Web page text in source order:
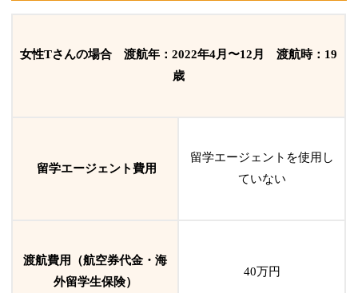
女性Tさんの場合 渡航年：2022年4月〜12月
渡航時：19
歳
留学エージェント費用
留学エージェントを使用し
ていない
渡航費用（航空券代金・海
外留学生保険）
40万円